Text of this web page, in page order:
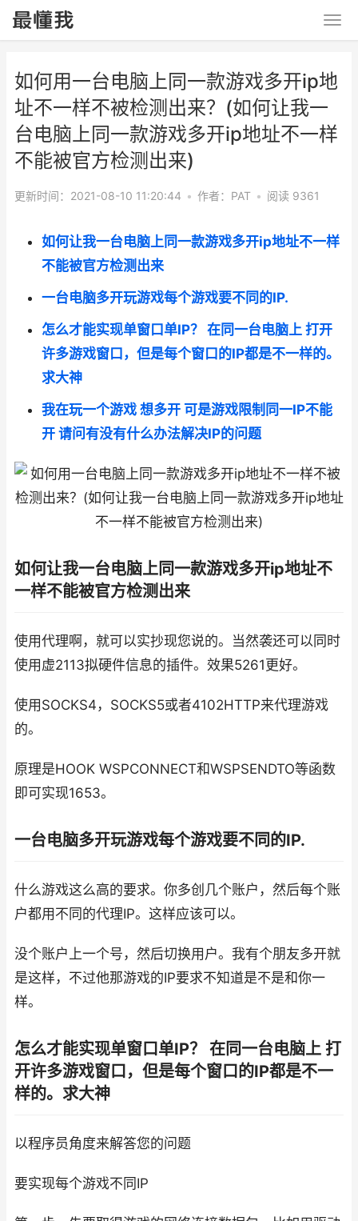
如何用一台电脑上同一款游戏多开ip地
址不一样不被检测出来？(如何让我一
台电脑上同一款游戏多开ip地址不一样
不能被官方检测出来)
更新时间：2021-08-10 11:20:44 • 作者：PAT • 阅读 9361
如何让我一台电脑上同一款游戏多开ip地址不一样
不能被官方检测出来
一台电脑多开玩游戏每个游戏要不同的IP.
怎么才能实现单窗口单IP？ 在同一台电脑上 打开
许多游戏窗口，但是每个窗口的IP都是不一样的。
求大神
我在玩一个游戏 想多开 可是游戏限制同一IP不能
开 请问有没有什么办法解决IP的问题
如何让我一台电脑上同一款游戏多开ip地址不
一样不能被官方检测出来
使用代理啊，就可以实抄现您说的。当然袭还可以同时
使用虚2113拟硬件信息的插件。效果5261更好。
使用SOCKS4，SOCKS5或者4102HTTP来代理游戏
的。
原理是HOOK WSPCONNECT和WSPSENDTO等函数
即可实现1653。
一台电脑多开玩游戏每个游戏要不同的IP.
什么游戏这么高的要求。你多创几个账户，然后每个账
户都用不同的代理IP。这样应该可以。
没个账户上一个号，然后切换用户。我有个朋友多开就
是这样，不过他那游戏的IP要求不知道是不是和你一
样。
怎么才能实现单窗口单IP？ 在同一台电脑上 打
开许多游戏窗口，但是每个窗口的IP都是不一
样的。求大神
以程序员角度来解答您的问题
要实现每个游戏不同IP